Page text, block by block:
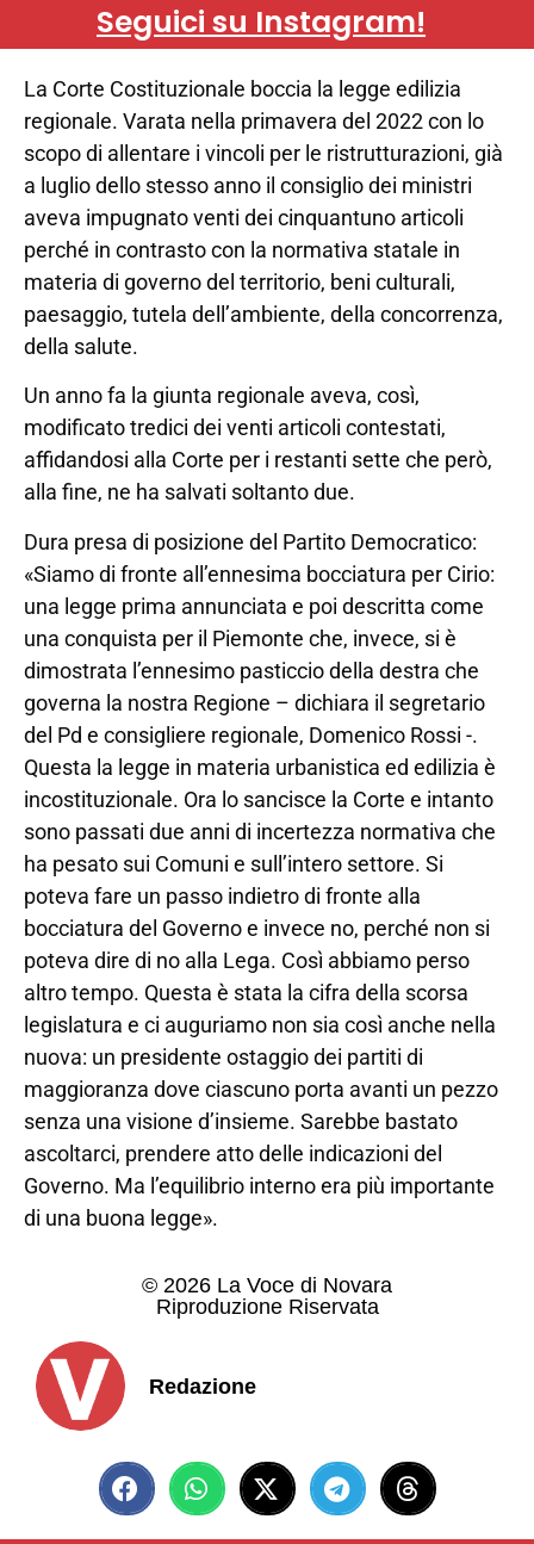
Seguici su Instagram!
La Corte Costituzionale boccia la legge edilizia
regionale. Varata nella primavera del 2022 con lo
scopo di allentare i vincoli per le ristrutturazioni, già
a luglio dello stesso anno il consiglio dei ministri
aveva impugnato venti dei cinquantuno articoli
perché in contrasto con la normativa statale in
materia di governo del territorio, beni culturali,
paesaggio, tutela dell’ambiente, della concorrenza,
della salute.
Un anno fa la giunta regionale aveva, così,
modificato tredici dei venti articoli contestati,
affidandosi alla Corte per i restanti sette che però,
alla fine, ne ha salvati soltanto due.
Dura presa di posizione del Partito Democratico:
«Siamo di fronte all’ennesima bocciatura per Cirio:
una legge prima annunciata e poi descritta come
una conquista per il Piemonte che, invece, si è
dimostrata l’ennesimo pasticcio della destra che
governa la nostra Regione – dichiara il segretario
del Pd e consigliere regionale, Domenico Rossi -.
Questa la legge in materia urbanistica ed edilizia è
incostituzionale. Ora lo sancisce la Corte e intanto
sono passati due anni di incertezza normativa che
ha pesato sui Comuni e sull’intero settore. Si
poteva fare un passo indietro di fronte alla
bocciatura del Governo e invece no, perché non si
poteva dire di no alla Lega. Così abbiamo perso
altro tempo. Questa è stata la cifra della scorsa
legislatura e ci auguriamo non sia così anche nella
nuova: un presidente ostaggio dei partiti di
maggioranza dove ciascuno porta avanti un pezzo
senza una visione d’insieme. Sarebbe bastato
ascoltarci, prendere atto delle indicazioni del
Governo. Ma l’equilibrio interno era più importante
di una buona legge».
© 2026 La Voce di Novara
Riproduzione Riservata
Redazione